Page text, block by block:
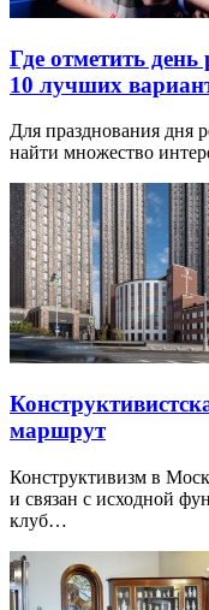
Где отметить
10 лучших
Для празднования дня
найти множество
маршрут
Конструктивизм в
и связан с исходной
клуб…